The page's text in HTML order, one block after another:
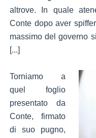
altrove. In quale
Conte dopo aver
massimo del governo
[...]
Torniamo a
quel foglio
presentato da
Conte, firmato
di suo pugno,